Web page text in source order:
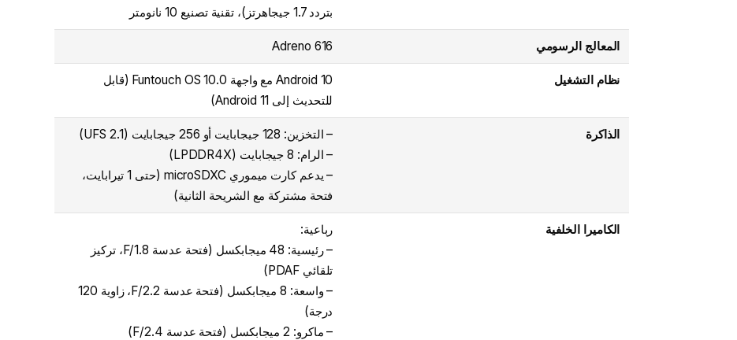
بتردد 1.7 جيجاهرتز)، تقنية تصنيع 10 نانومتر
المعالج الرسومي Adreno 616
نظام التشغيل
Android 10 مع واجهة Funtouch OS 10.0 (قابل
للتحديث إلى Android 11)
الذاكرة
– التخزين: 128 جيجابايت أو 256 جيجابايت (UFS 2.1)
– الرام: 8 جيجابايت (LPDDR4X)
– يدعم كارت ميموري microSDXC (حتى 1 تيرابايت،
فتحة مشتركة مع الشريحة الثانية)
الكاميرا الخلفية
رباعية:
– رئيسية: 48 ميجابكسل (فتحة عدسة F/1.8، تركيز
تلقائي PDAF)
– واسعة: 8 ميجابكسل (فتحة عدسة F/2.2، زاوية 120
درجة)
– ماكرو: 2 ميجابكسل (فتحة عدسة F/2.4)